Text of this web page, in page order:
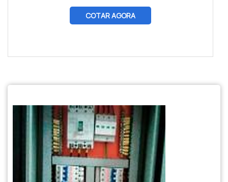
COTAR AGORA